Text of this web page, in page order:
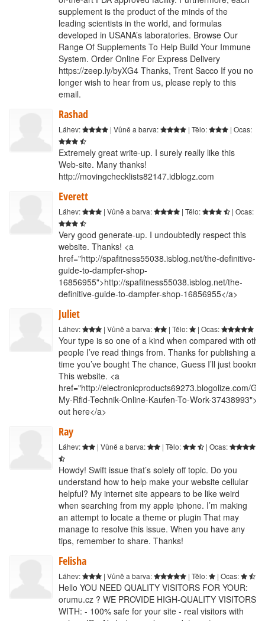
supplement is the product of the minds of the
leading scientists in the world, and formulas
developed in USANA’s laboratories. Browse Our
Range Of Supplements To Help Build Your Immune
System. Order Online For Express Delivery
https://zeep.ly/byXG4 Thanks, Trent Sacco If you no
longer wish to hear from us, please reply to this
email.
Rashad
Láhev: | Vůně a barva: | Tělo: | Ocas:
Extremely great write-up. I surely really like this
Web-site. Many thanks!
http://movingchecklists82147.idblogz.com
Everett
Láhev: | Vůně a barva: | Tělo: | Ocas:
Very good generate-up. I undoubtedly respect this
website. Thanks! <a
href="http://spafitness55038.isblog.net/the-definitive-
guide-to-dampfer-shop-
16856955">http://spafitness55038.isblog.net/the-
definitive-guide-to-dampfer-shop-16856955</a>
Juliet
Láhev: | Vůně a barva: | Tělo: | Ocas:
Your type is so one of a kind when compared with
people I’ve read things from. Thanks for publishing any
time you’ve bought The chance, Guess I’ll just
This website. <a
href="http://electronicproducts69273.blogolize.com/
My-Rfid-Technik-Online-Kaufen-To-Work-
out here</a>
Ray
Láhev: | Vůně a barva: | Tělo: | Ocas:
Howdy! Swift issue that’s solely off topic. Do you
understand how to help make your website cellular
helpful? My internet site appears to be like weird
when searching from my apple iphone. I’m making
an attempt to locate a theme or plugin That may
manage to resolve this issue. When you have any
tips, remember to share. Thanks!
Felisha
Láhev: | Vůně a barva: | Tělo: | Ocas:
Hello YOU NEED QUALITY VISITORS FOR YOUR:
orumu.cz ? WE PROVIDE HIGH-QUALITY VISITORS
WITH: - 100% safe for your site - real visitors with